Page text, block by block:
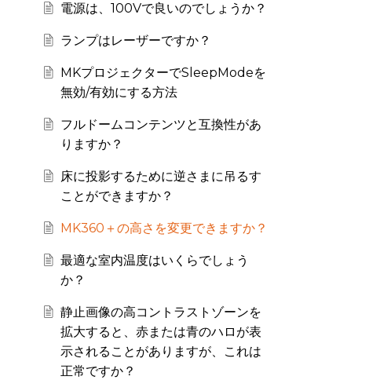
電源は、100Vで良いのでしょうか？
ランプはレーザーですか？
MKプロジェクターでSleepModeを
無効/有効にする方法
フルドームコンテンツと互換性があ
りますか？
床に投影するために逆さまに吊るす
ことができますか？
MK360＋の高さを変更できますか？
最適な室内温度はいくらでしょう
か？
静止画像の高コントラストゾーンを
拡大すると、赤または青のハロが表
示されることがありますが、これは
正常ですか？